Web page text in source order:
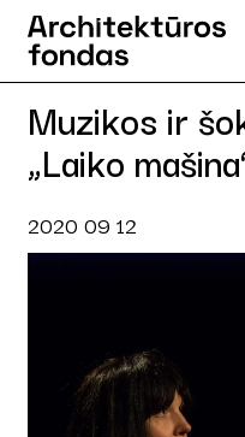
Muzikos ir
„Laiko
2020 09 12